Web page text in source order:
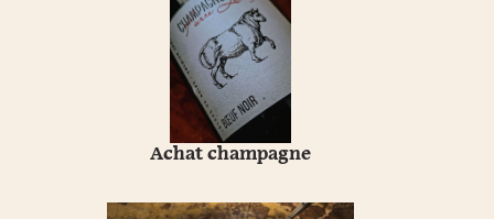
Achat champagne